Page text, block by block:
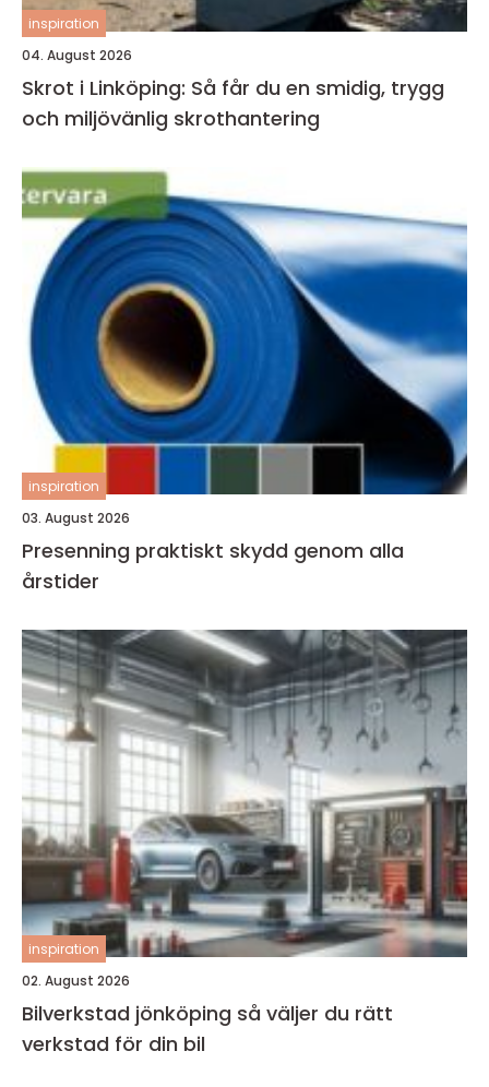
inspiration
04. August 2026
Skrot i Linköping: Så får du en smidig, trygg
och miljövänlig skrothantering
inspiration
03. August 2026
Presenning praktiskt skydd genom alla
årstider
inspiration
02. August 2026
Bilverkstad jönköping så väljer du rätt
verkstad för din bil